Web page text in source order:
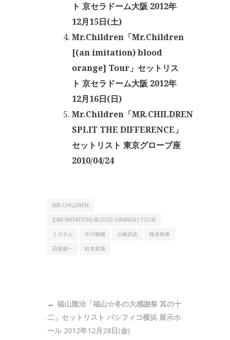
ト 京セラドーム大阪 2012年
12月15日(土)
Mr.Children「Mr.Children
[(an imitation) blood
orange] Tour」セットリス
ト 京セラドーム大阪 2012年
12月16日(日)
Mr.Children「MR.CHILDREN
SPLIT THE DIFFERENCE」
セットリスト 東京グローブ座
2010/04/24
MR.CHILDREN
[(AN IMITATION) BLOOD ORANGE] TOUR
ミスチル
中川敬輔 小林武史
桜井和寿
田原健一
鈴木英哉
福山雅治「福山☆冬の大感謝祭 其の十
二」セットリスト パシフィコ横浜 展示ホ
ール 2012年12月28日(金)